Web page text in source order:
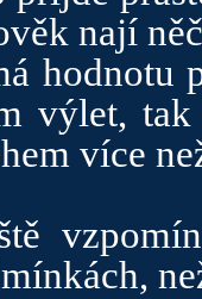
nají
hodnotu
výlet,
více